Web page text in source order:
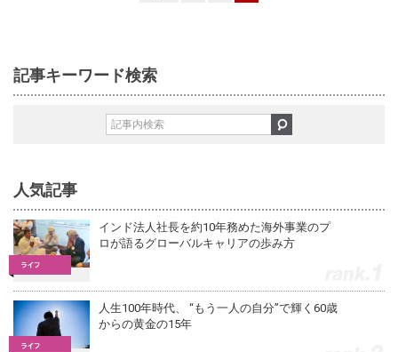
記事キーワード検索
人気記事
インド法人社長を約10年務めた海外事業のプ
ロが語るグローバルキャリアの歩み方
人生100年時代、 “もう一人の自分”で輝く60歳
からの黄金の15年